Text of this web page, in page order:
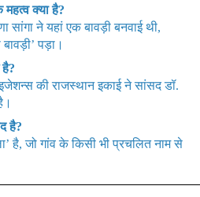
महत्व क्या है?
सांगा ने यहां एक बावड़ी बनवाई थी,
पड़ा।
की राजस्थान इकाई ने सांसद डॉ.
है?
है, जो गांव के किसी भी प्रचलित नाम से